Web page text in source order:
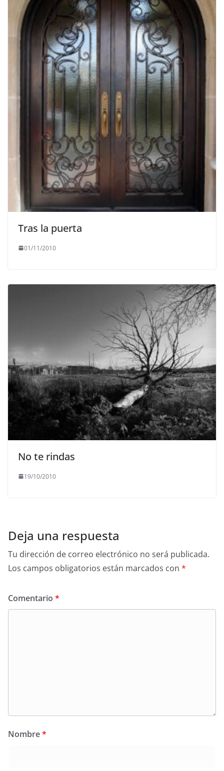
Tras la puerta
01/11/2010
No te rindas
19/10/2010
Deja una respuesta
Tu dirección de correo electrónico no será publicada.
Los campos obligatorios están marcados con *
Comentario *
Nombre*